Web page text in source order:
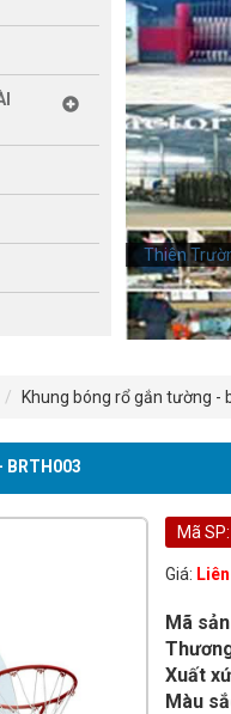
Thiên
Khung bóng rổ gắn tường -
BRTH003
Mã
Giá:
Mã
Xuất
Màu